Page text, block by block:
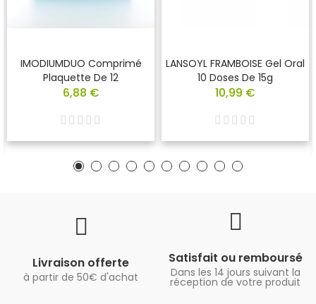
IMODIUMDUO Comprimé
Plaquette De 12
6,88 €
LANSOYL FRAMBOISE Gel Oral
10 Doses De 15g
10,99 €
Livraison offerte
à partir de 50€ d'achat
Satisfait ou remboursé
Dans les 14 jours suivant la
réception de votre produit